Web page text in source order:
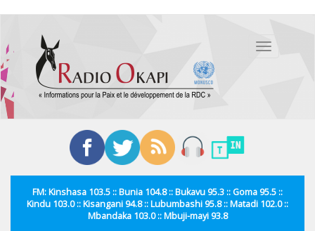
contenu
principal
Toggle
FM: Kinshasa 103.5 :: Bunia 104.8 :: Bukavu 95.3 :: Goma 95.5 ::
Kindu 103.0 :: Kisangani 94.8 :: Lubumbashi 95.8 :: Matadi 102.0 ::
Mbandaka 103.0 :: Mbuji-mayi 93.8